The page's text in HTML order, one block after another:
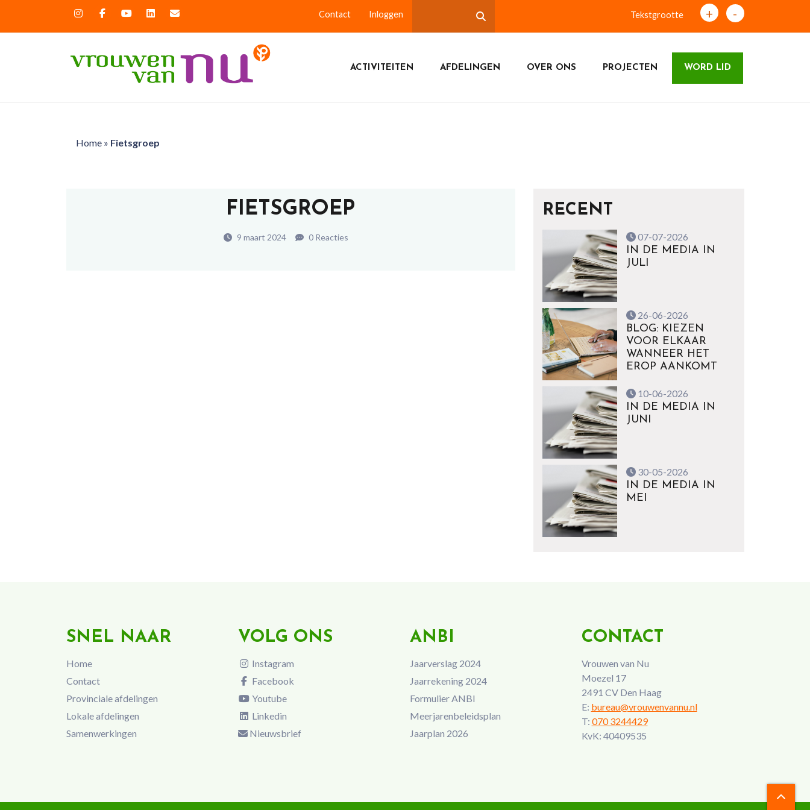
Contact Inloggen Tekstgrootte + -
ACTIVITEITEN AFDELINGEN OVER ONS PROJECTEN WORD LID
Home» Fietsgroep
FIETSGROEP
9 maart 2024 0 Reacties
RECENT
07-07-2026
IN DE MEDIA IN
JULI
26-06-2026
BLOG: KIEZEN
VOOR ELKAAR
WANNEER HET
EROP AANKOMT
10-06-2026
IN DE MEDIA IN
JUNI
30-05-2026
IN DE MEDIA IN
MEI
SNEL NAAR
Home
Contact
Provinciale afdelingen
Lokale afdelingen
Samenwerkingen
VOLG ONS
Instagram
Facebook
Youtube
Linkedin
Nieuwsbrief
ANBI
Jaarverslag 2024
Jaarrekening 2024
Formulier ANBI
Meerjarenbeleidsplan
Jaarplan 2026
CONTACT
Vrouwen van Nu
Moezel 17
2491 CV Den Haag
E: bureau@vrouwenvannu.nl
T: 070 3244429
KvK: 40409535